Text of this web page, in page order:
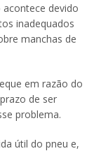
devido
inadequados
manchas de
em razão do
de ser
problema.
útil do pneu e,